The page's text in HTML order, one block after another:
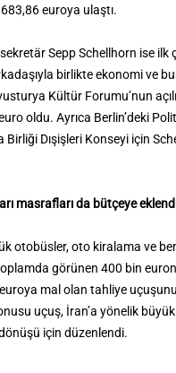
euroya ulaştı.
Sepp Schellhorn ise
birlikte ekonomi ve
Kültür Forumu’nun
oldu. Ayrıca Berlin’deki
Dışişleri Konseyi için
masrafları da bütçeye
otobüsler, oto kiralama ve
görünen 400 bin
mal olan tahliye
uçuş, İran’a yönelik
için düzenlendi.